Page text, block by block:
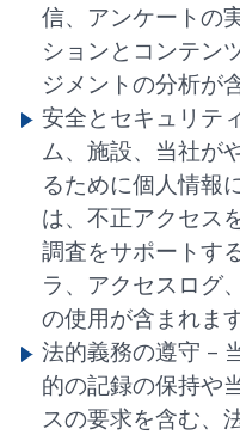
信、アンケートの
ションとコンテン
ジメントの分析が
安全とセキュリテ
ム、施設、当社が
るために個人情報
は、不正アクセス
調査をサポートす
ラ、アクセスログ
の使用が含まれます
法的義務の遵守 –
的の記録の保持や
スの要求を含む、